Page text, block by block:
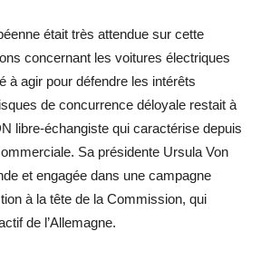
était très attendue sur cette
concernant les voitures électriques
à agir pour défendre les intérêts
de concurrence déloyale restait à
libre-échangiste qui caractérise depuis
Sa présidente Ursula Von
et engagée dans une campagne
à la tête de la Commission, qui
de l’Allemagne.